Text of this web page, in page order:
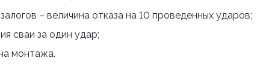
– величина отказа на 10 проведенных ударов;
сваи за один удар;
монтажа.